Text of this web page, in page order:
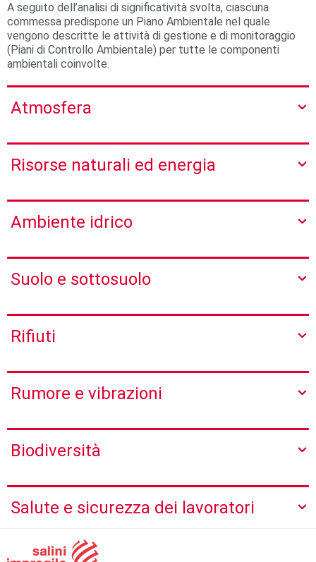
A seguito dell’analisi di significatività svolta, ciascuna
commessa predispone un Piano Ambientale nel quale
vengono descritte le attività di gestione e di monitoraggio
(Piani di Controllo Ambientale) per tutte le componenti
ambientali coinvolte.
Atmosfera
Risorse naturali ed energia
Ambiente idrico
Suolo e sottosuolo
Rifiuti
Rumore e vibrazioni
Biodiversità
Salute e sicurezza dei lavoratori